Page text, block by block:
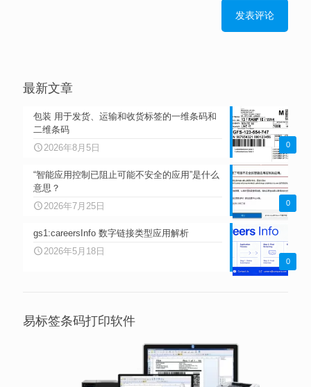
最新文章
0
包装 用于发货、运输和收货标签的一维条码和
二维条码
2026年8月5日
0
“智能应用控制已阻止可能不安全的应用”是什么
意思？
2026年7月25日
0
gs1:careersInfo 数字链接类型应用解析
2026年5月18日
易标签条码打印软件